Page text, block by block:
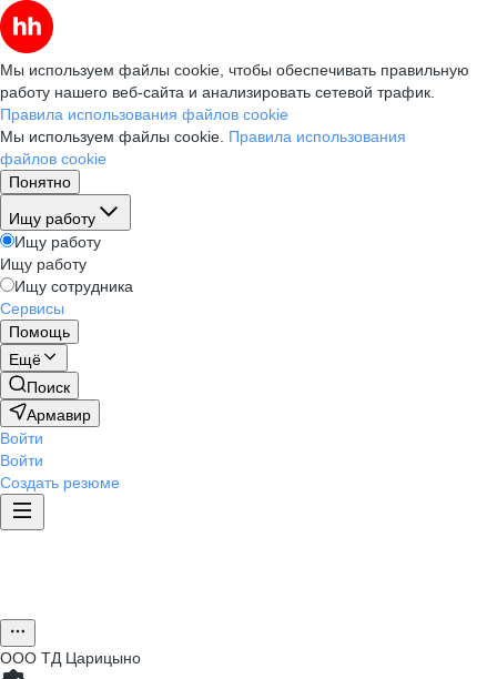
Мы используем файлы cookie, чтобы обеспечивать правильную
работу нашего веб-сайта и анализировать сетевой трафик.
Правила использования файлов cookie
Мы используем файлы cookie. Правила использования
файлов cookie
Понятно
Ищу работу
Ищу работу
Ищу работу
Ищу сотрудника
Сервисы
Помощь
Ещё
Поиск
Армавир
Войти
Войти
Создать резюме
ООО ТД Царицыно